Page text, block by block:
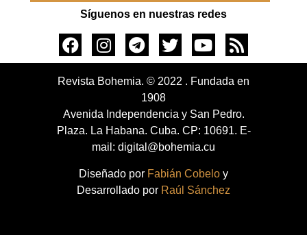
Síguenos en nuestras redes
Revista Bohemia. © 2022 . Fundada en
1908
Avenida Independencia y San Pedro.
Plaza. La Habana. Cuba. CP: 10691. E-
mail: digital@bohemia.cu
Diseñado por Fabián Cobelo y
Desarrollado por Raúl Sánchez